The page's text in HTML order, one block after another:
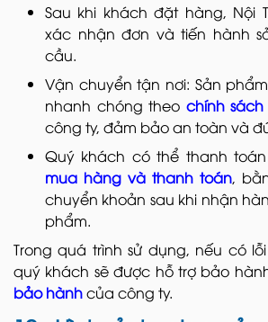
Sau khi khách đặt hàng, Nội
xác nhận đơn và tiến hành
cầu.
Vận chuyển tận nơi: Sản
nhanh chóng theo chính
công ty, đảm bảo an toàn và
Quý khách có thể thanh
mua hàng và thanh toán,
chuyển khoản sau khi nhận
phẩm.
Trong quá trình sử dụng, nếu có
quý khách sẽ được hỗ trợ bảo
bảo hànhcủa công ty.